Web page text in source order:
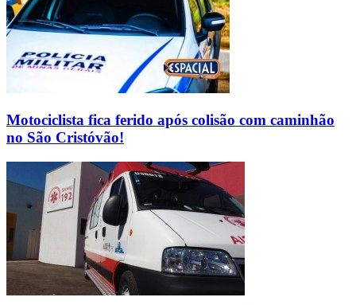
Motociclista fica ferido após colisão com caminhão
no São Cristóvão!